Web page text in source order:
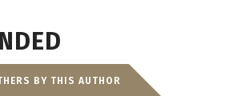
BY THIS AUTHOR